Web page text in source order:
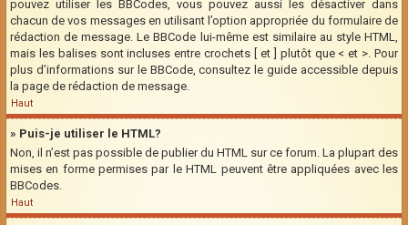
pouvez utiliser les BBCodes, vous pouvez aussi les désactiver dans
chacun de vos messages en utilisant l’option appropriée du formulaire de
rédaction de message. Le BBCode lui-même est similaire au style HTML,
mais les balises sont incluses entre crochets [ et ] plutôt que < et >. Pour
plus d’informations sur le BBCode, consultez le guide accessible depuis
la page de rédaction de message.
Haut
» Puis-je utiliser le HTML?
Non, il n’est pas possible de publier du HTML sur ce forum. La plupart des
mises en forme permises par le HTML peuvent être appliquées avec les
BBCodes.
Haut